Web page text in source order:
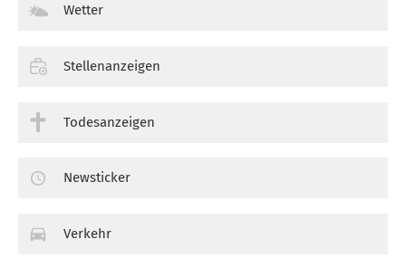
Wetter
Stellenanzeigen
Todesanzeigen
Newsticker
Verkehr